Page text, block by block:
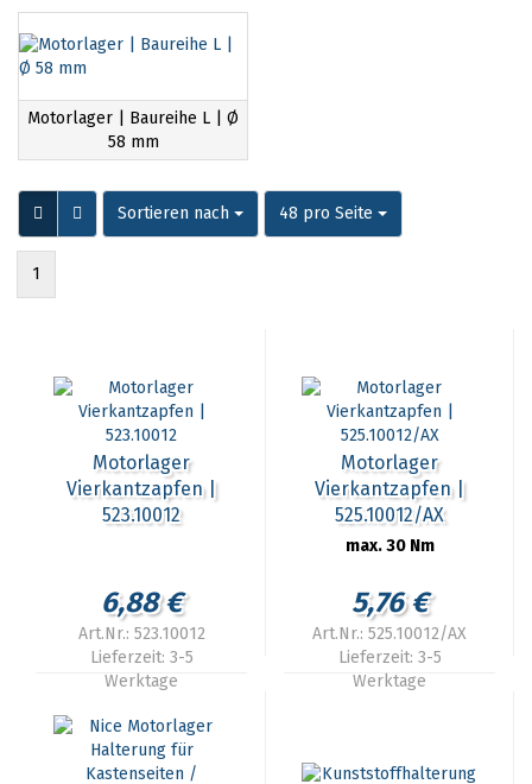
Motorlager | Baureihe L | Ø
58 mm
Sortieren nach
Sortieren nach 48 pro Seite
pro Seite
1
Motorlager
Vierkantzapfen |
523.10012
6,88 €
Art.Nr.: 523.10012
Lieferzeit: 3-5
Werktage
Motorlager
Vierkantzapfen |
525.10012/AX
max. 30 Nm
5,76 €
Art.Nr.: 525.10012/AX
Lieferzeit: 3-5
Werktage